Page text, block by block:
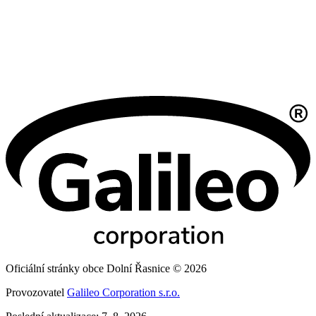
Oficiální stránky obce Dolní Řasnice © 2026
Provozovatel Galileo Corporation s.r.o.